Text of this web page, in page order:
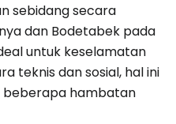
sebidang secara
dan Bodetabek pada
untuk keselamatan
teknis dan sosial, hal ini
hambatan